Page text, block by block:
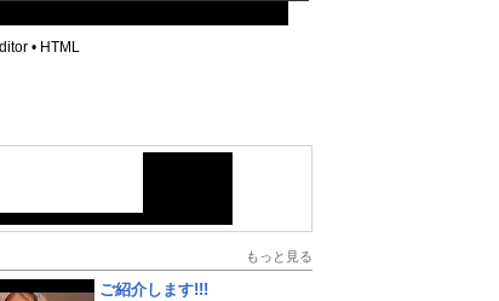
• HTML
もっと見る
ご紹介します!!!